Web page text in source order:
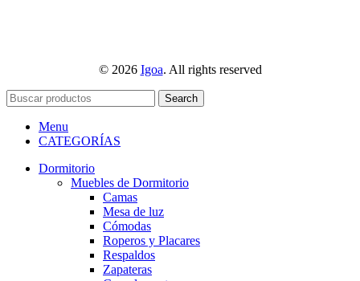
© 2026 Igoa. All rights reserved
Search
Menu
CATEGORÍAS
Dormitorio
Muebles de Dormitorio
Camas
Mesa de luz
Cómodas
Roperos y Placares
Respaldos
Zapateras